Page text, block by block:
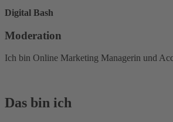
Digital Bash
Moderation
Ich bin Online Marketing Managerin und
Das bin ich